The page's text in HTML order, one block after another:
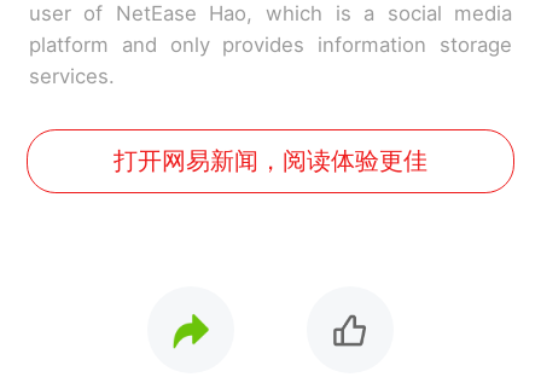
user of NetEase Hao, which is a social media
platform and only provides information storage
services.
打开网易新闻，阅读体验更佳